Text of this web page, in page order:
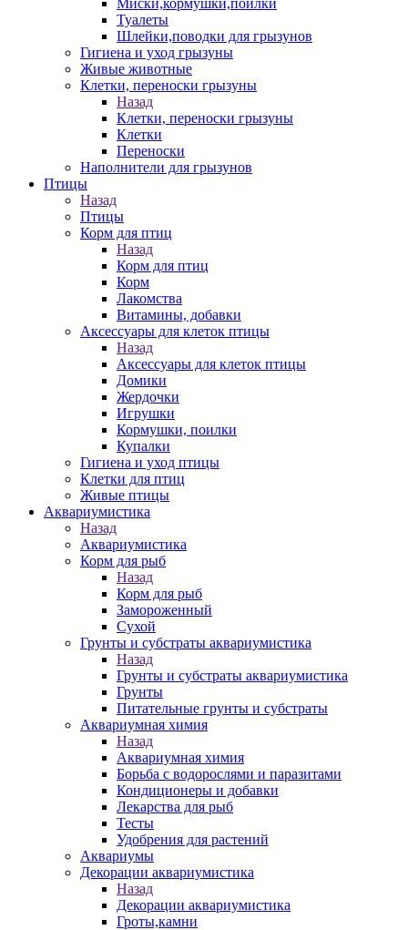
Миски,кормушки,поилки
Туалеты
Шлейки,поводки для грызунов
Гигиена и уход грызуны
Живые животные
Клетки, переноски грызуны
Назад
Клетки, переноски грызуны
Клетки
Переноски
Наполнители для грызунов
Птицы
Назад
Птицы
Корм для птиц
Назад
Корм для птиц
Корм
Лакомства
Витамины, добавки
Аксессуары для клеток птицы
Назад
Аксессуары для клеток птицы
Домики
Жердочки
Игрушки
Кормушки, поилки
Купалки
Гигиена и уход птицы
Клетки для птиц
Живые птицы
Аквариумистика
Назад
Аквариумистика
Корм для рыб
Назад
Корм для рыб
Замороженный
Сухой
Грунты и субстраты аквариумистика
Назад
Грунты и субстраты аквариумистика
Грунты
Питательные грунты и субстраты
Аквариумная химия
Назад
Аквариумная химия
Борьба с водорослями и паразитами
Кондиционеры и добавки
Лекарства для рыб
Тесты
Удобрения для растений
Аквариумы
Декорации аквариумистика
Назад
Декорации аквариумистика
Гроты,камни